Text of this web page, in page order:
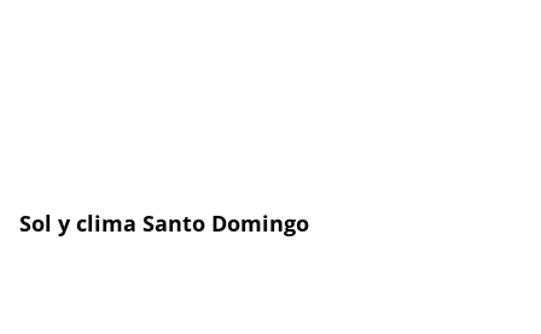
Sol y clima Santo Domingo